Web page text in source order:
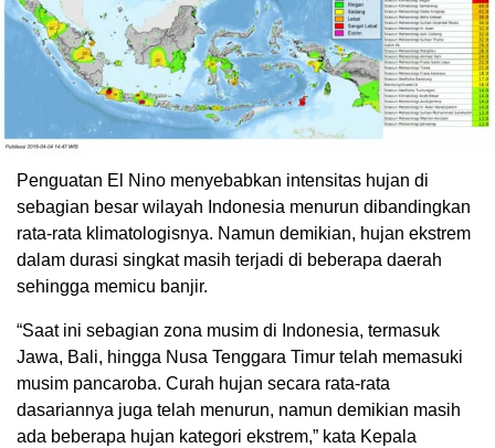
Penguatan El Nino menyebabkan intensitas hujan di
sebagian besar wilayah Indonesia menurun dibandingkan
rata-rata klimatologisnya. Namun demikian, hujan ekstrem
dalam durasi singkat masih terjadi di beberapa daerah
sehingga memicu banjir.
“Saat ini sebagian zona musim di Indonesia, termasuk
Jawa, Bali, hingga Nusa Tenggara Timur telah memasuki
musim pancaroba. Curah hujan secara rata-rata
dasariannya juga telah menurun, namun demikian masih
ada beberapa hujan kategori ekstrem,” kata Kepala